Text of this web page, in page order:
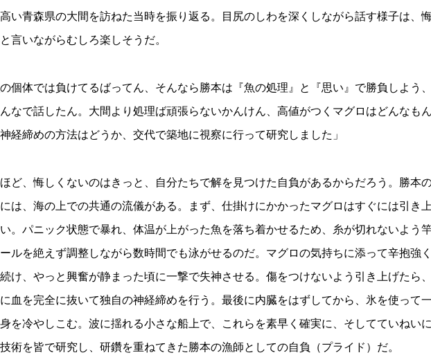
い青森県の大間を訪ねた当時を振り返る。目尻のしわを深くしながら話す様子は、
言いながらむしろ楽しそうだ。
の個体では負けてるばってん、そんなら勝本は『魚の処理』と『思い』で勝負しよう、
なで話したん。大間より処理ば頑張らないかんけん、高値がつくマグロはどんなもん
経締めの方法はどうか、交代で築地に視察に行って研究しました」
ど、悔しくないのはきっと、自分たちで解を見つけた自負があるからだろう。勝本
は、海の上での共通の流儀がある。まず、仕掛けにかかったマグロはすぐには引き上
。パニック状態で暴れ、体温が上がった魚を落ち着かせるため、糸が切れないよう
ルを絶えず調整しながら数時間でも泳がせるのだ。マグロの気持ちに添って辛抱強く
け、やっと興奮が静まった頃に一撃で失神させる。傷をつけないよう引き上げたら、
血を完全に抜いて独自の神経締めを行う。最後に内臓をはずしてから、氷を使って一
を冷やしこむ。波に揺れる小さな船上で、これらを素早く確実に、そしてていねいに
術を皆で研究し、研鑽を重ねてきた勝本の漁師としての自負（プライド）だ。